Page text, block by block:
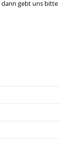
gebt uns bitte